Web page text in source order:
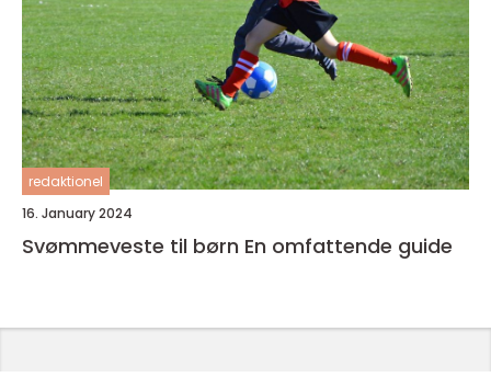
redaktionel
16. January 2024
Svømmeveste til børn En omfattende guide